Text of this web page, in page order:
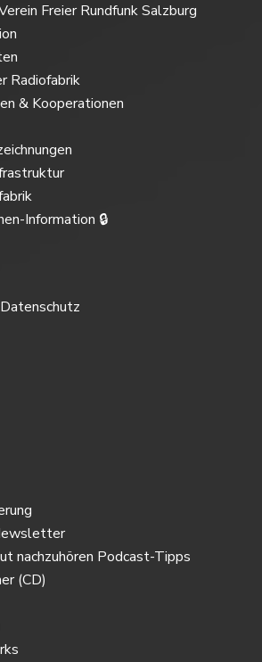
Freier Rundfunk Salzburg
Radiofabrik
& Kooperationen
Information 🔒
nachzuhören Podcast-Tipps
(CD)